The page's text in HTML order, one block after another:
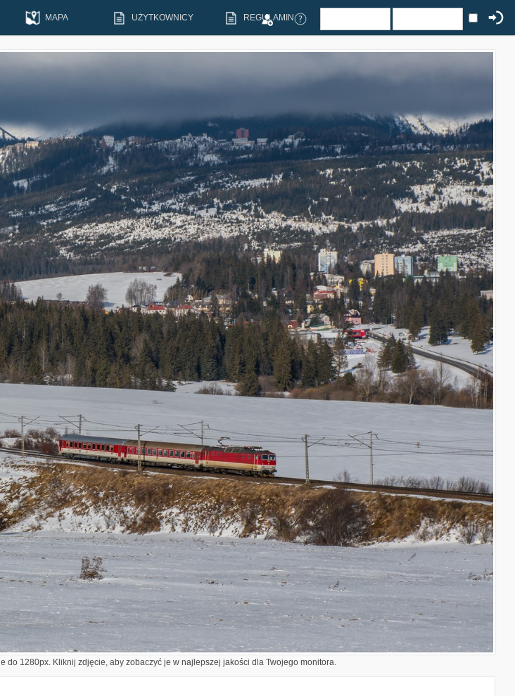
MAPA UŻYTKOWNICY REGULAMIN
do 1280px. Kliknij zdjęcie, aby zobaczyć je w najlepszej jakości dla Twojego monitora.